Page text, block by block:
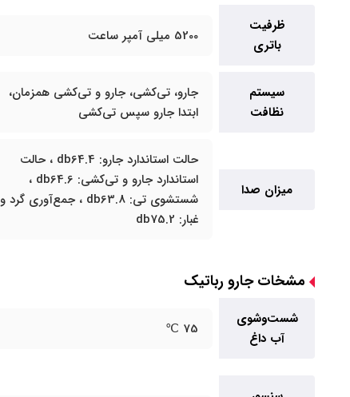
ظرفیت
باتری
5200 میلی آمپر ساعت
سیستم
نظافت
جارو، تی‌کشی، جارو و تی‌کشی همزمان،
ابتدا جارو سپس تی‌کشی
میزان صدا
حالت استاندارد جارو: db64.4 ، حالت
استاندارد جارو و تی‌کشی: db64.6 ،
شستشوی تی: db63.8 ، جمع‌آوری گرد و
غبار: db75.2
مشخات جارو رباتیک
شست‌وشوی
آب داغ
75 ℃